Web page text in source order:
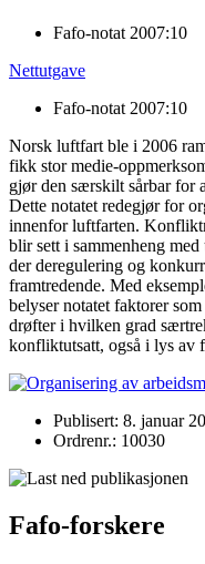
Fafo-notat 2007:10
Nettutgave
Fafo-notat 2007:10
Norsk luftfart ble i 2006
fikk stor medie-
gjør den særskilt sårbar for
Dette notatet redegjør for
innenfor luftfarten.
blir sett i sammenheng
der deregulering og
framtredende. Med
belyser notatet faktorer
drøfter i hvilken grad
konfliktutsatt, også i lys av
Publisert: 8. januar
Ordrenr.: 10030
Fafo-forskere